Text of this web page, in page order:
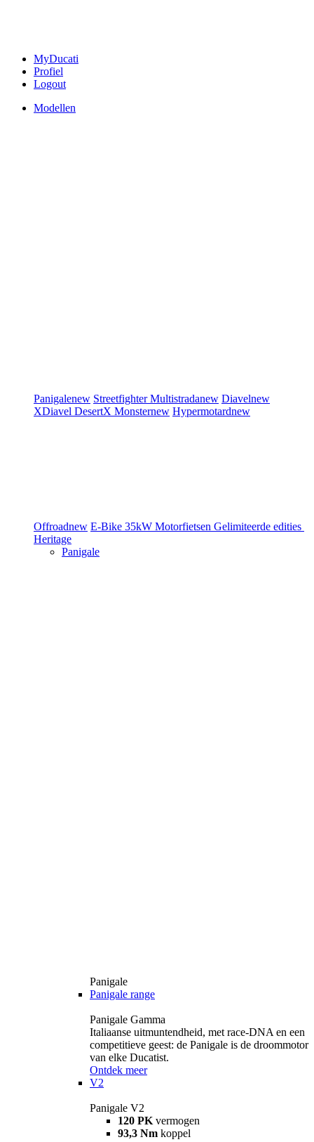
MyDucati
Profiel
Logout
Modellen
Panigalenew StreetfighterMultistradanew Diavelnew
XDiavel DesertX Monsternew Hypermotardnew
Offroadnew E-Bike 35kW Motorfietsen Gelimiteerde edities
Heritage
Panigale
Panigale
Panigale range
Panigale Gamma
Italiaanse uitmuntendheid, met race-DNA en een
competitieve geest: de Panigale is de droommotor
van elke Ducatist.
Ontdek meer
V2
Panigale V2
120 PK vermogen
93,3 Nm koppel